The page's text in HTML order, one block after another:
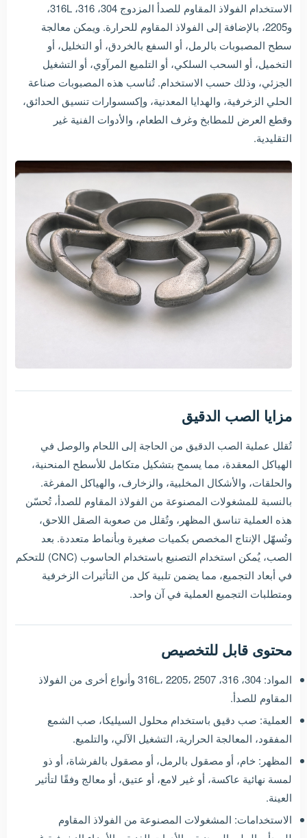
الاستخدام الفولاذ المقاوم للصدأ المزدوج 304، 316، 316L،
و2205، بالإضافة إلى الفولاذ المقاوم للحرارة. ويمكن معالجة
سطح المصبوبات بالرمل، أو السفع بالخردق، أو التخليل، أو
التخميل، أو السحب السلكي، أو التلميع المرآوي، أو التشغيل
الجزئي، وذلك حسب الاستخدام. تُناسب هذه المصبوبات صناعة
الحلي الزخرفية، والهدايا المعدنية، وإكسسوارات تنسيق الحدائق،
وقطع العرض للمطابخ وغرف الطعام، والأدوات الفنية غير
التقليدية.
مزايا الصب الدقيق
تُقلل عملية الصب الدقيق من الحاجة إلى اللحام والوصل في
الهياكل المعقدة، مما يسمح بتشكيل متكامل للأسطح المنحنية،
والحلقات، والأشكال المخلبية، والزخارف، والهياكل المفرغة.
بالنسبة للمشغولات المصنوعة من الفولاذ المقاوم للصدأ، تُحسّن
هذه العملية تناسق المظهر، وتُقلل من صعوبة الصقل اللاحق،
وتُسهّل الإنتاج المخصص بكميات صغيرة وبأنماط متعددة. بعد
الصب، يُمكن استخدام التصنيع باستخدام الحاسوب (CNC) للتحكم
في أبعاد التجميع، مما يضمن تلبية كل من التأثيرات الزخرفية
ومتطلبات التجميع العملية في آن واحد.
محتوى قابل للتخصيص
المواد: 304، 316، 316L، 2205، 2507 وأنواع أخرى من الفولاذ
المقاوم للصدأ.
العملية: صب دقيق باستخدام محلول السيليكا، صب الشمع
المفقود، المعالجة الحرارية، التشغيل الآلي، والتلميع.
المظهر: خام، أو مصقول بالرمل، أو مصقول بالفرشاة، أو ذو
لمسة نهائية عاكسة، أو غير لامع، أو عتيق، أو معالج وفقًا لتأثير
العينة.
الاستخدامات: المشغولات المصنوعة من الفولاذ المقاوم